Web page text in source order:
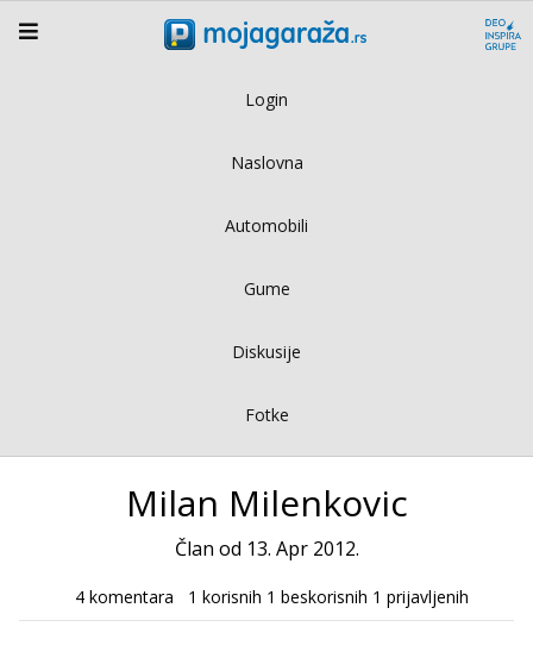
Login
Naslovna
Automobili
Gume
Diskusije
Fotke
Milan Milenkovic
Član od 13. Apr 2012.
4 komentara 1 korisnih 1 beskorisnih 1 prijavljenih